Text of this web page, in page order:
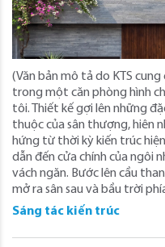
(Văn bản mô tả do KTS
trong một căn phòng hình
tôi. Thiết kế gợi lên những
thuộc của sân thượng, hiên
hứng từ thời kỳ kiến ​​trúc
dẫn đến cửa chính của ngôi
vách ngăn. Bước lên cầu
mở ra sân sau và bầu trời
Sáng tác kiến trúc